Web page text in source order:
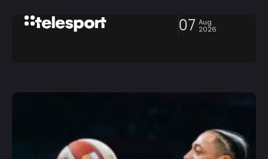
07 Aug
2026